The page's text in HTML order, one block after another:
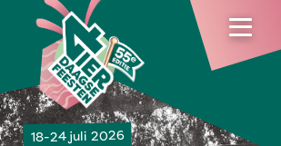
18-24 juli 2026